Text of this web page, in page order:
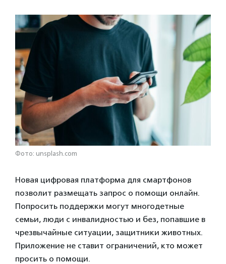
Фото: unsplash.com
Новая цифровая платформа для смартфонов
позволит размещать запрос о помощи онлайн.
Попросить поддержки могут многодетные
семьи, люди с инвалидностью и без, попавшие в
чрезвычайные ситуации, защитники животных.
Приложение не ставит ограничений, кто может
просить о помощи.